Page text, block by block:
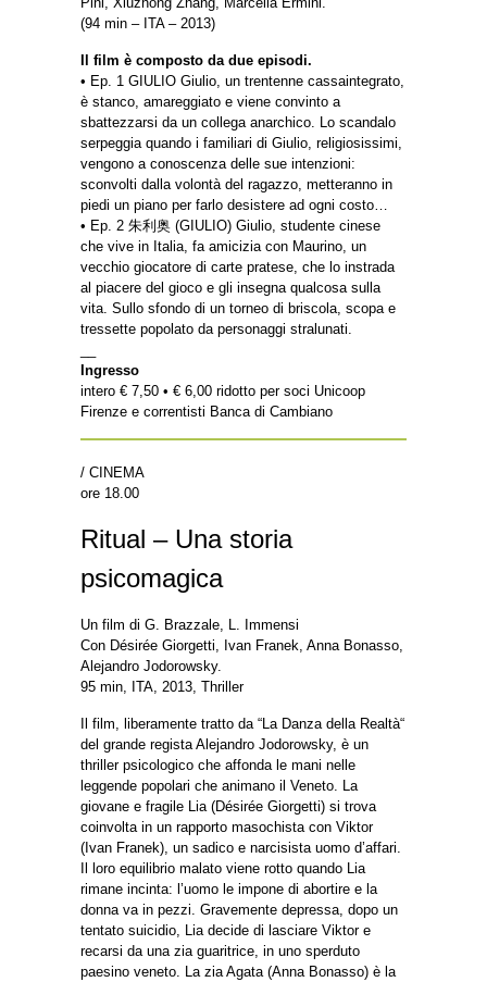
(94 min – ITA – 2013)
Il film è composto da due episodi.
• Ep. 1 GIULIO Giulio, un trentenne cassaintegrato,
è stanco, amareggiato e viene convinto a
sbattezzarsi da un collega anarchico. Lo scandalo
serpeggia quando i familiari di Giulio, religiosissimi,
vengono a conoscenza delle sue intenzioni:
sconvolti dalla volontà del ragazzo, metteranno in
piedi un piano per farlo desistere ad ogni costo…
• Ep. 2 朱利奥 (GIULIO) Giulio, studente cinese
che vive in Italia, fa amicizia con Maurino, un
vecchio giocatore di carte pratese, che lo instrada
al piacere del gioco e gli insegna qualcosa sulla
vita. Sullo sfondo di un torneo di briscola, scopa e
tressette popolato da personaggi stralunati.
Ingresso
intero € 7,50 • € 6,00 ridotto per soci Unicoop
Firenze e correntisti Banca di Cambiano
/ CINEMA
ore 18.00
Ritual – Una storia
psicomagica
Un film di G. Brazzale, L. Immensi
Con Désirée Giorgetti, Ivan Franek, Anna Bonasso,
Alejandro Jodorowsky.
95 min, ITA, 2013, Thriller
Il film, liberamente tratto da “La Danza della Realtà“
del grande regista Alejandro Jodorowsky, è un
thriller psicologico che affonda le mani nelle
leggende popolari che animano il Veneto. La
giovane e fragile Lia (Désirée Giorgetti) si trova
coinvolta in un rapporto masochista con Viktor
(Ivan Franek), un sadico e narcisista uomo d’affari.
Il loro equilibrio malato viene rotto quando Lia
rimane incinta: l’uomo le impone di abortire e la
donna va in pezzi. Gravemente depressa, dopo un
tentato suicidio, Lia decide di lasciare Viktor e
recarsi da una zia guaritrice, in uno sperduto
paesino veneto. La zia Agata (Anna Bonasso) è la